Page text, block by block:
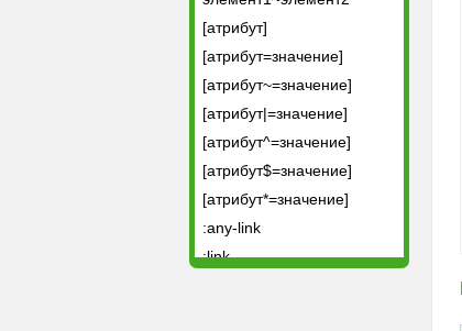
[атрибут]
[атрибут=значение]
[атрибут~=значение]
[атрибут|=значение]
[атрибут^=значение]
[атрибут$=значение]
[атрибут*=значение]
:any-link
:link